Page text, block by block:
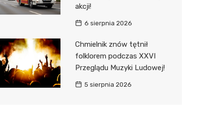
akcji!
6 sierpnia 2026
Chmielnik znów tętnił
folklorem podczas XXVI
Przeglądu Muzyki Ludowej!
5 sierpnia 2026